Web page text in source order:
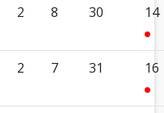
2 8 30 14
2 7 31 16